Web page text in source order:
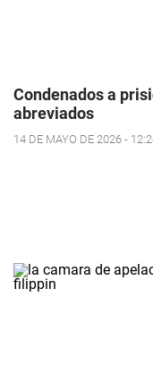
Condenados a
abreviados
14 DE MAYO DE 2026 -